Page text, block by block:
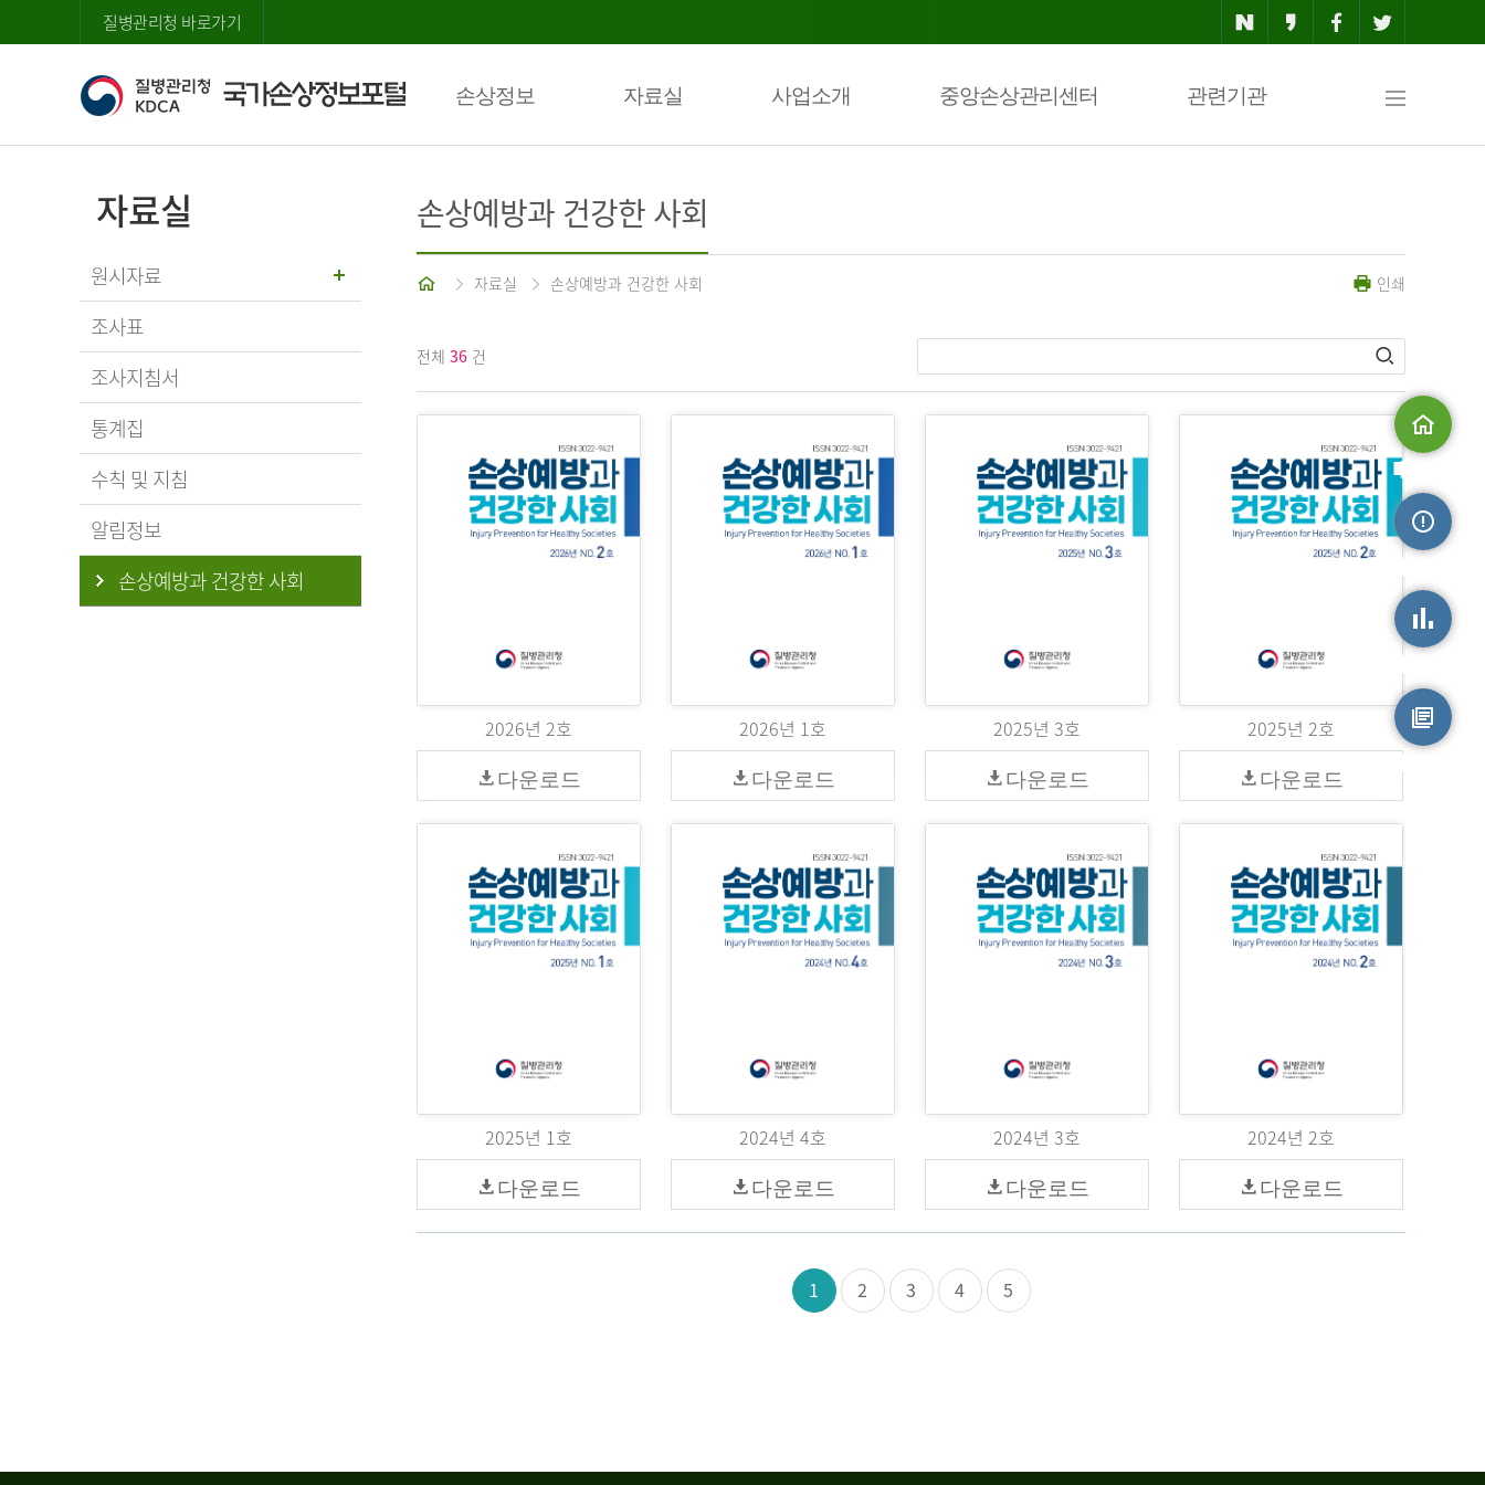
질병관리청 바로가기
손상정보 자료실 사업소개 중앙손상관리센터 관련기관
맵
자료실
원시자료
조사표
조사지침서
통계집
수칙 및 지침
알림정보
손상예방과 건강한 사회
손상예방과 건강한 사회
홈 자료실 손상예방과 건강한 사회 인쇄
전체 36 건
2026년 2호
다운로드
2026년 1호
다운로드
2025년 3호
다운로드
2025년 2호
다운로드
2025년 1호
다운로드
2024년 4호
다운로드
2024년 3호
다운로드
2024년 2호
다운로드
1 2 3 4 5
메인으로
원시자료